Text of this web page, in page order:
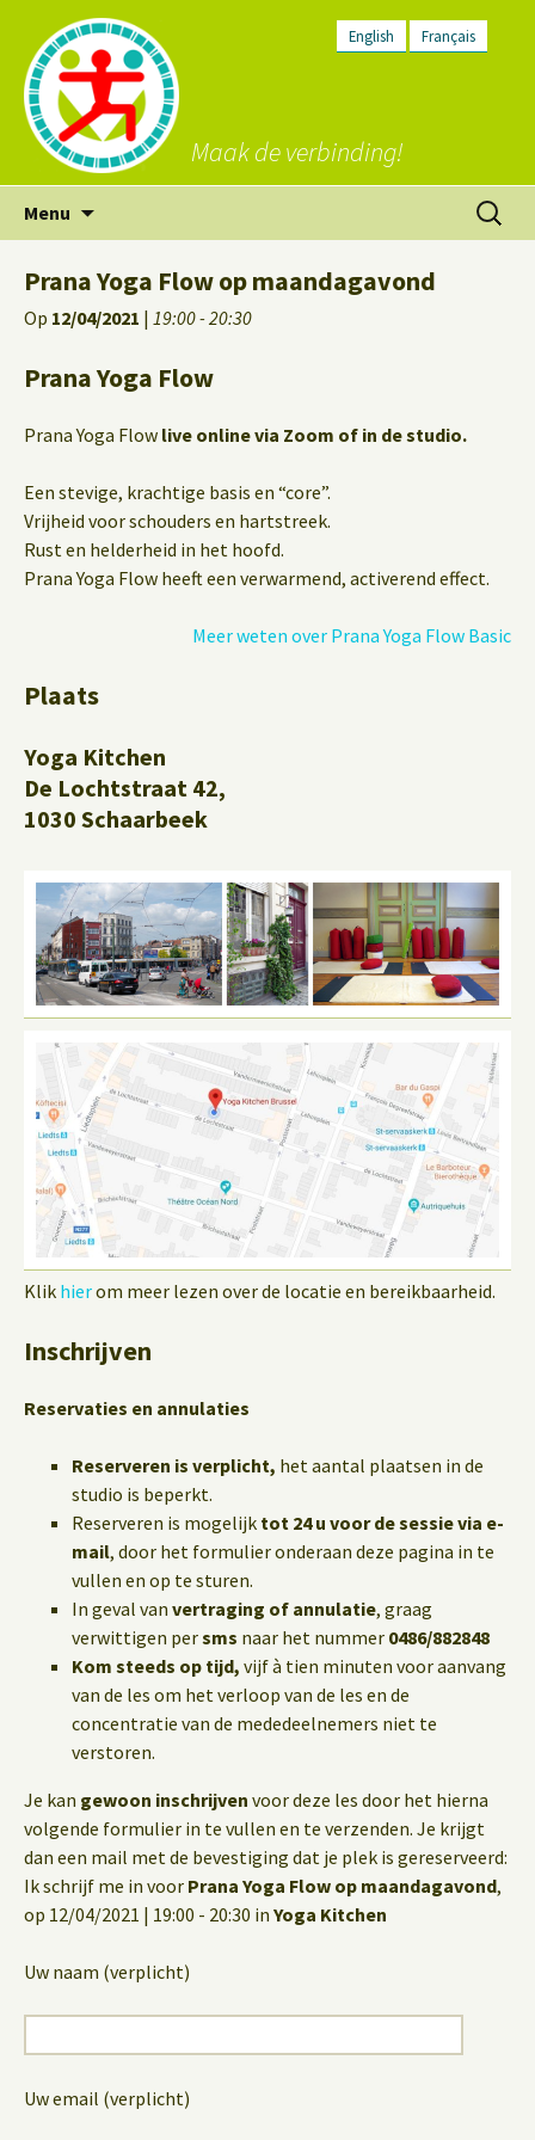
English Français
Maak de verbinding!
Menu
inhoud
Zoeken
naar:
Prana Yoga Flow op maandagavond
Op 12/04/2021 | 19:00 - 20:30
Prana Yoga Flow
Prana Yoga Flow live online via Zoom of in de studio.
Een stevige, krachtige basis en “core”.
Vrijheid voor schouders en hartstreek.
Rust en helderheid in het hoofd.
Prana Yoga Flow heeft een verwarmend, activerend effect.
Meer weten over Prana Yoga Flow Basic
Plaats
Yoga Kitchen
De Lochtstraat 42,
1030 Schaarbeek
Klik hierom meer lezen over de locatie en bereikbaarheid.
Inschrijven
Reservaties en annulaties
Reserveren is verplicht, het aantal plaatsen in de
studio is beperkt.
Reserveren is mogelijk tot 24 u voor de sessie via e-
mail, door het formulier onderaan deze pagina in te
vullen en op te sturen.
In geval van vertraging of annulatie, graag
verwittigen persms naar het nummer 0486/882848
Kom steeds op tijd, vijf à tien minuten voor aanvang
van de les om het verloop van de les en de
concentratie van de mededeelnemers niet te
verstoren.
Je kan gewoon inschrijven voor deze les door het hierna
volgende formulier in te vullen en te verzenden. Je krijgt
dan een mail met de bevestiging dat je plek is gereserveerd:
Ik schrijf me in voor Prana Yoga Flow op maandagavond,
op 12/04/2021 | 19:00 - 20:30 in Yoga Kitchen
Uw naam (verplicht)
Uw email (verplicht)